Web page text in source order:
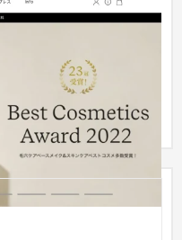
ドとして有名な「iFace」
して、2022年1月13日に